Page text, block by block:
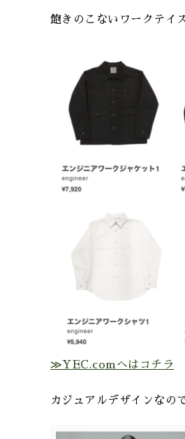
飽きのこないワークテイ
≫YEC.comへはコチラ
カジュアルデザインな